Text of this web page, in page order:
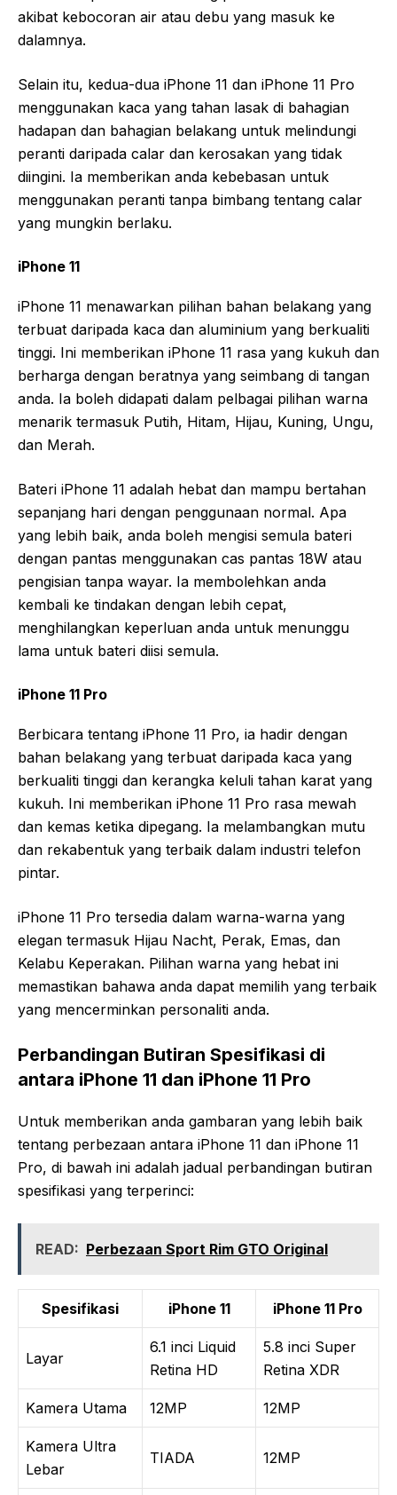
akibat kebocoran air atau debu yang masuk ke
dalamnya.
Selain itu, kedua-dua iPhone 11 dan iPhone 11 Pro
menggunakan kaca yang tahan lasak di bahagian
hadapan dan bahagian belakang untuk melindungi
peranti daripada calar dan kerosakan yang tidak
diingini. Ia memberikan anda kebebasan untuk
menggunakan peranti tanpa bimbang tentang calar
yang mungkin berlaku.
iPhone 11
iPhone 11 menawarkan pilihan bahan belakang yang
terbuat daripada kaca dan aluminium yang berkualiti
tinggi. Ini memberikan iPhone 11 rasa yang kukuh dan
berharga dengan beratnya yang seimbang di tangan
anda. Ia boleh didapati dalam pelbagai pilihan warna
menarik termasuk Putih, Hitam, Hijau, Kuning, Ungu,
dan Merah.
Bateri iPhone 11 adalah hebat dan mampu bertahan
sepanjang hari dengan penggunaan normal. Apa
yang lebih baik, anda boleh mengisi semula bateri
dengan pantas menggunakan cas pantas 18W atau
pengisian tanpa wayar. Ia membolehkan anda
kembali ke tindakan dengan lebih cepat,
menghilangkan keperluan anda untuk menunggu
lama untuk bateri diisi semula.
iPhone 11 Pro
Berbicara tentang iPhone 11 Pro, ia hadir dengan
bahan belakang yang terbuat daripada kaca yang
berkualiti tinggi dan kerangka keluli tahan karat yang
kukuh. Ini memberikan iPhone 11 Pro rasa mewah
dan kemas ketika dipegang. Ia melambangkan mutu
dan rekabentuk yang terbaik dalam industri telefon
pintar.
iPhone 11 Pro tersedia dalam warna-warna yang
elegan termasuk Hijau Nacht, Perak, Emas, dan
Kelabu Keperakan. Pilihan warna yang hebat ini
memastikan bahawa anda dapat memilih yang terbaik
yang mencerminkan personaliti anda.
Perbandingan Butiran Spesifikasi di
antara iPhone 11 dan iPhone 11 Pro
Untuk memberikan anda gambaran yang lebih baik
tentang perbezaan antara iPhone 11 dan iPhone 11
Pro, di bawah ini adalah jadual perbandingan butiran
spesifikasi yang terperinci:
READ: Perbezaan Sport Rim GTO Original
Spesifikasi iPhone 11 iPhone 11 Pro
Layar
6.1 inci Liquid
Retina HD
5.8 inci Super
Retina XDR
Kamera Utama 12MP 12MP
Kamera Ultra
Lebar
TIADA 12MP